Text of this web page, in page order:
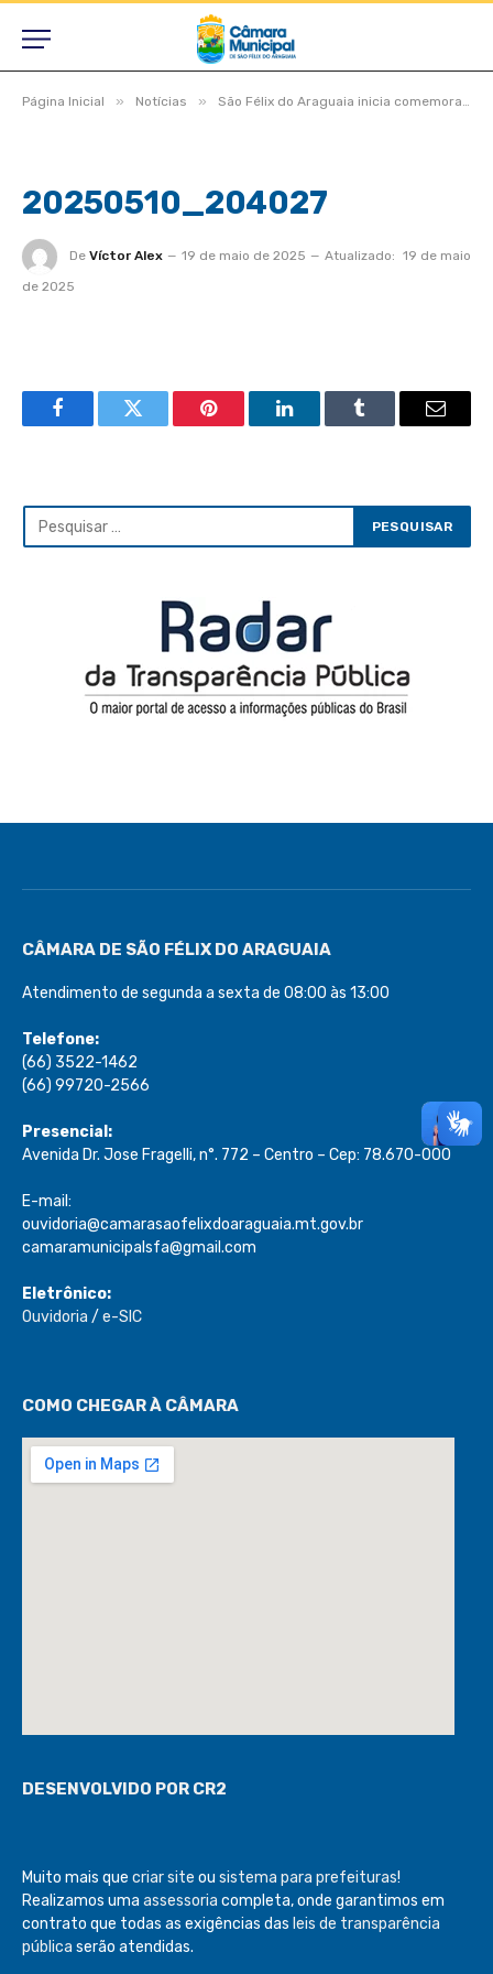
Página Inicial » Notícias » São Félix do Araguaia inicia comemorações dos 49 anos com celebração do Dia do Evangélico
20250510_204027
De Víctor Alex 19 de maio de 2025 Atualizado: 19 de maio
de 2025
FacebookTwitter Pinterest LinkedInTumblr Email
CÂMARA DE SÃO FÉLIX DO ARAGUAIA
Atendimento de segunda a sexta de 08:00 às 13:00
Telefone:
(66) 3522-1462
(66) 99720-2566
Presencial:
Avenida Dr. Jose Fragelli, n°. 772 – Centro – Cep: 78.670-000
E-mail:
ouvidoria@camarasaofelixdoaraguaia.mt.gov.br
camaramunicipalsfa@gmail.com
Eletrônico:
Ouvidoria / e-SIC
COMO CHEGAR À CÂMARA
DESENVOLVIDO POR CR2
Muito mais que criar site ou sistema para prefeituras!
Realizamos uma assessoria completa, onde garantimos em
contrato que todas as exigências das leis de transparência
pública serão atendidas.